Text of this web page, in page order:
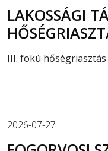
LAKOSSÁGI
III. fokú hőségriasztás
2026-07-27